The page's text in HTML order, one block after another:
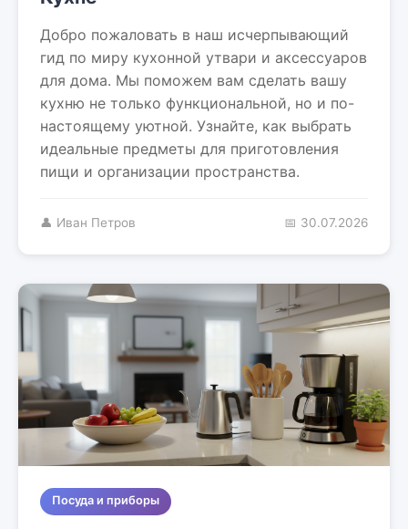
Добро пожаловать в наш исчерпывающий
гид по миру кухонной утвари и аксессуаров
для дома. Мы поможем вам сделать вашу
кухню не только функциональной, но и по-
настоящему уютной. Узнайте, как выбрать
идеальные предметы для приготовления
пищи и организации пространства.
👤 Иван Петров 📅 30.07.2026
Посуда и приборы